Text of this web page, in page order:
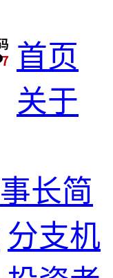
首页
关于
长简
分支机